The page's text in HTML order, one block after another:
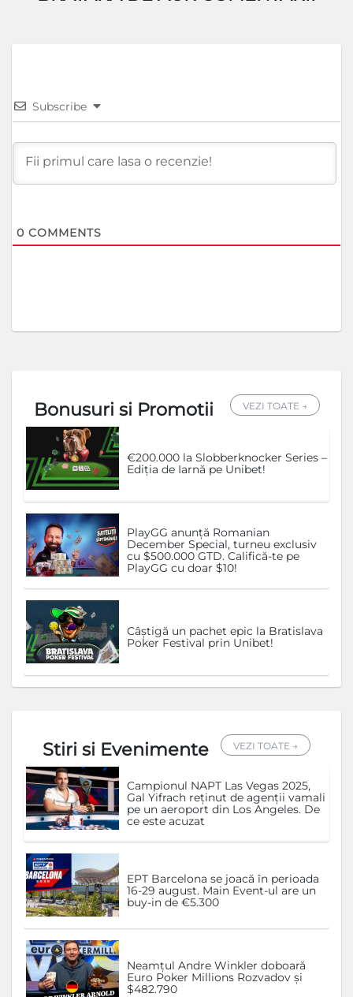
Subscribe
0 COMMENTS
Bonusuri si Promotii VEZI TOATE →
€200.000 la Slobberknocker Series –
Ediția de Iarnă pe Unibet!
PlayGG anunță Romanian
December Special, turneu exclusiv
cu $500.000 GTD. Califică-te pe
PlayGG cu doar $10!
Câștigă un pachet epic la Bratislava
Poker Festival prin Unibet!
Stiri si Evenimente VEZI TOATE →
Campionul NAPT Las Vegas 2025,
Gal Yifrach reținut de agenții vamali
pe un aeroport din Los Angeles. De
ce este acuzat
EPT Barcelona se joacă în perioada
16-29 august. Main Event-ul are un
buy-in de €5.300
Neamțul Andre Winkler doboară
Euro Poker Millions Rozvadov și
$482.790